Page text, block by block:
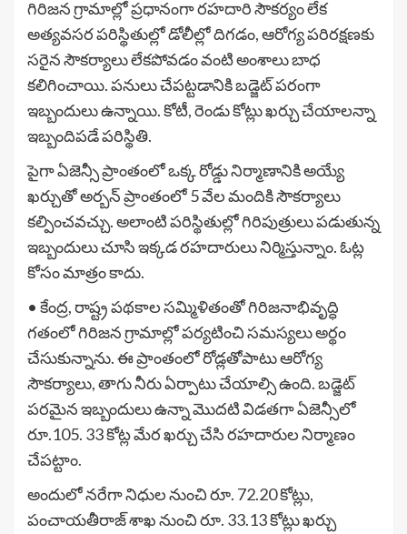
గిరిజన గ్రామాల్లో ప్రధానంగా రహదారి సౌకర్యం లేక
అత్యవసర పరిస్థితుల్లో డోలీల్లో దిగడం, ఆరోగ్య పరిరక్షణకు
సరైన సౌకర్యాలు లేకపోవడం వంటి అంశాలు బాధ
కలిగించాయి. పనులు చేపట్టడానికి బడ్జెట్ పరంగా
ఇబ్బందులు ఉన్నాయి. కోటీ, రెండు కోట్లు ఖర్చు చేయాలన్నా
ఇబ్బందిపడే పరిస్థితి.
పైగా ఏజెన్సీ ప్రాంతంలో ఒక్క రోడ్డు నిర్మాణానికి అయ్యే
ఖర్చుతో అర్బన్ ప్రాంతంలో 5 వేల మందికి సౌకర్యాలు
కల్పించవచ్చు. అలాంటి పరిస్థితుల్లో గిరిపుత్రులు పడుతున్న
ఇబ్బందులు చూసి ఇక్కడ రహదారులు నిర్మిస్తున్నాం. ఓట్ల
కోసం మాత్రం కాదు.
• కేంద్ర, రాష్ట్ర పథకాల సమ్మిళితంతో గిరిజనాభివృద్ధి
గతంలో గిరిజన గ్రామాల్లో పర్యటించి సమస్యలు అర్థం
చేసుకున్నాను. ఈ ప్రాంతంలో రోడ్లతోపాటు ఆరోగ్య
సౌకర్యాలు, తాగు నీరు ఏర్పాటు చేయాల్సి ఉంది. బడ్జెట్
పరమైన ఇబ్బందులు ఉన్నా మొదటి విడతగా ఏజెన్సీలో
రూ.105. 33 కోట్ల మేర ఖర్చు చేసి రహదారుల నిర్మాణం
చేపట్టాం.
అందులో నరేగా నిధుల నుంచి రూ. 72.20 కోట్లు,
పంచాయతీరాజ్ శాఖ నుంచి రూ. 33.13 కోట్లు ఖర్చు